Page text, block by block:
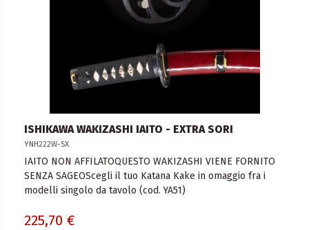
ISHIKAWA WAKIZASHI IAITO - EXTRA SORI
YNH222W-SX
IAITO NON AFFILATOQUESTO WAKIZASHI VIENE FORNITO
SENZA SAGEOScegli il tuo Katana Kake in omaggio fra i
modelli singolo da tavolo (cod. YA51)
225,70 €